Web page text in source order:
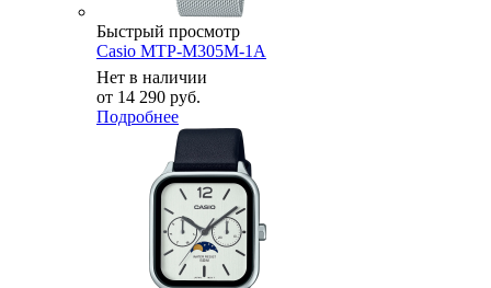
Быстрый просмотр
Casio MTP-M305M-1A
Нет в наличии
от 14 290 руб.
Подробнее